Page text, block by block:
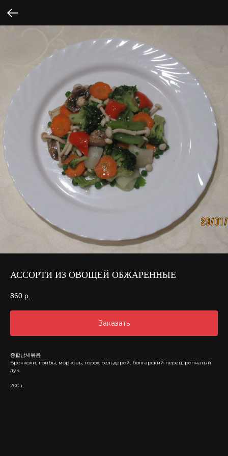
АССОРТИ ИЗ ОВОЩЕЙ ОБЖАРЕННЫЕ
860 р.
Заказать
종합남새볶음
Брокколи, грибы, морковь, горох, сельдерей, болгарский перец, репчатый
лук.
200 г.